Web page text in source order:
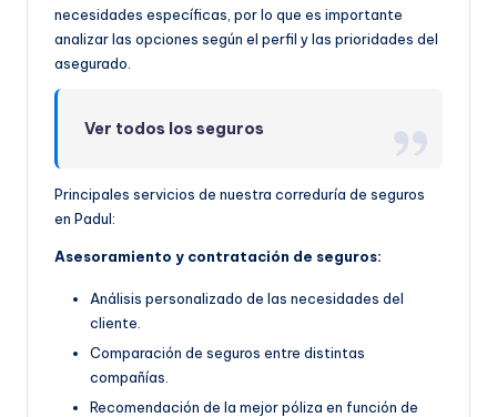
necesidades específicas, por lo que es importante
analizar las opciones según el perfil y las prioridades del
asegurado.
Ver todos los seguros
Principales servicios de nuestra correduría de seguros
en Padul:
Asesoramiento y contratación de seguros:
Análisis personalizado de las necesidades del
cliente.
Comparación de seguros entre distintas
compañías.
Recomendación de la mejor póliza en función de